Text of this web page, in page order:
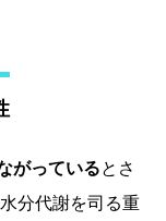
がっているとさ
分代謝を司る重